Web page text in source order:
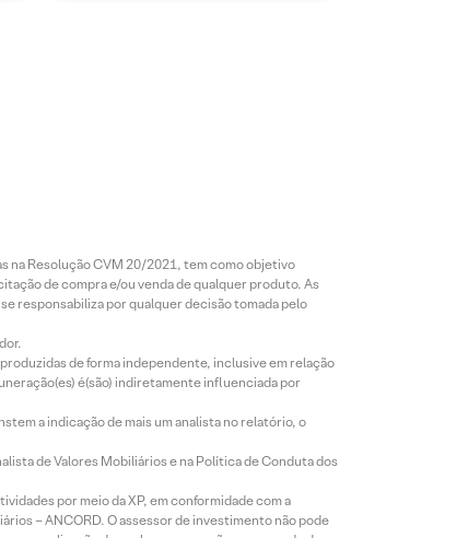
na Resolução CVM 20/2021, tem como objetivo
de compra e/ou venda de qualquer produto. As
responsabiliza por qualquer decisão tomada pelo
de forma independente, inclusive em relação
é(são) indiretamente influenciada por
a indicação de mais um analista no relatório, o
de Valores Mobiliários e na Política de Conduta dos
por meio da XP, em conformidade com a
– ANCORD. O assessor de investimento não pode